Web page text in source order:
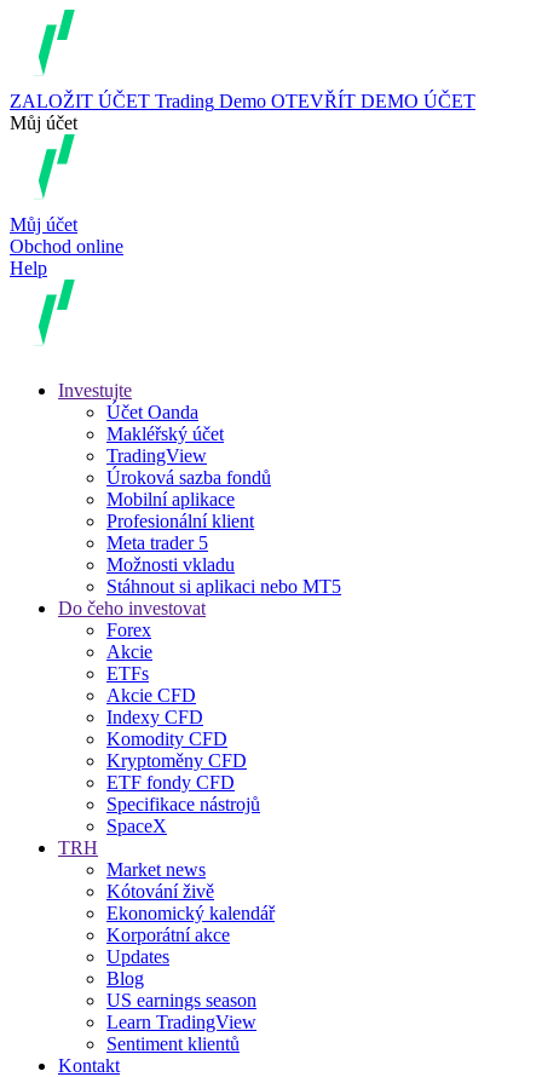
ZALOŽIT ÚČET Trading Demo OTEVŘÍT DEMO ÚČET
Můj účet
Můj účet
Obchod online
Help
Investujte
Účet Oanda
Makléřský účet
TradingView
Úroková sazba fondů
Mobilní aplikace
Profesionální klient
Meta trader 5
Možnosti vkladu
Stáhnout si aplikaci nebo MT5
Do čeho investovat
Forex
Akcie
ETFs
Akcie CFD
Indexy CFD
Komodity CFD
Kryptoměny CFD
ETF fondy CFD
Specifikace nástrojů
SpaceX
TRH
Market news
Kótování živě
Ekonomický kalendář
Korporátní akce
Updates
Blog
US earnings season
Learn TradingView
Sentiment klientů
Kontakt